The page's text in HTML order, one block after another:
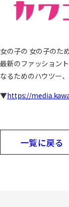
女の子の 女の子のた
最新のファッション
なるためのハウツー
▼https://
一覧に戻る